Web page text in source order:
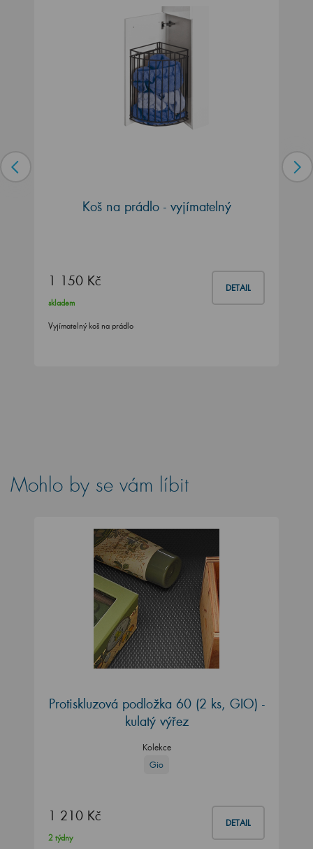
Koš na prádlo - vyjímatelný
1 150 Kč DETAIL
skladem
Vyjímatelný koš na prádlo
Mohlo by se vám líbit
Protiskluzová podložka 60 (2 ks, GIO) -
kulatý výřez
Kolekce
Gio
1 210 Kč DETAIL
2 týdny